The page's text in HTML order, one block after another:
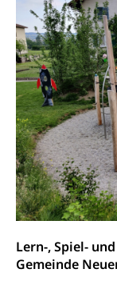
Lern-, Spiel-
Gemeinde